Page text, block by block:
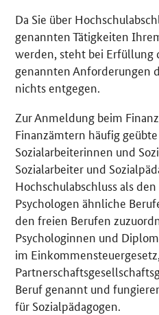
Da Sie über
genannten Tätigkeiten
werden, steht bei Erfüllung
genannten Anforderungen
nichts entgegen.
Zur Anmeldung beim
Finanzämtern häufig geübte
Sozialarbeiterinnen und
Sozialarbeiter und
Hochschulabschluss als
Psychologen ähnliche
den freien Berufen
Psychologinnen und
im
Beruf genannt und
für Sozialpädagogen.